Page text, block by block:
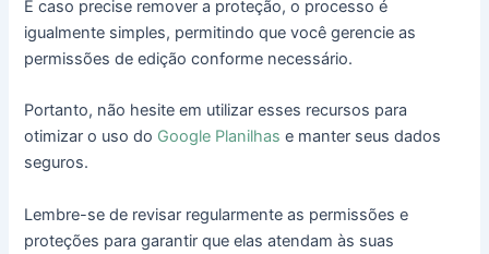
E caso precise remover a proteção, o processo é
igualmente simples, permitindo que você gerencie as
permissões de edição conforme necessário.
Portanto, não hesite em utilizar esses recursos para
otimizar o uso do Google Planilhas e manter seus dados
seguros.
Lembre-se de revisar regularmente as permissões e
proteções para garantir que elas atendam às suas